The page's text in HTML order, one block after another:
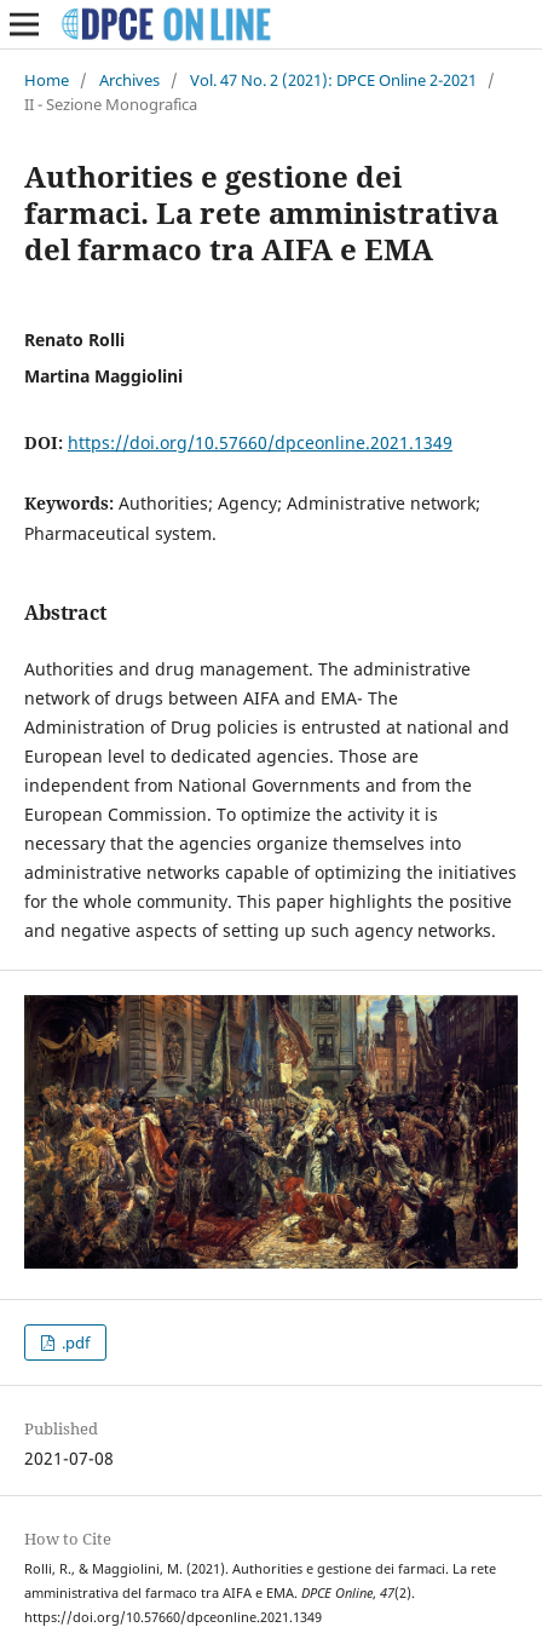
Home / Archives / Vol. 47 No. 2 (2021): DPCE Online 2-2021
/
II - Sezione Monografica
Authorities e gestione dei
farmaci. La rete amministrativa
del farmaco tra AIFA e EMA
Renato Rolli
Martina Maggiolini
DOI: https://doi.org/10.57660/dpceonline.2021.1349
Keywords: Authorities; Agency; Administrative network;
Pharmaceutical system.
Abstract
Authorities and drug management. The administrative
network of drugs between AIFA and EMA- The
Administration of Drug policies is entrusted at national and
European level to dedicated agencies. Those are
independent from National Governments and from the
European Commission. To optimize the activity it is
necessary that the agencies organize themselves into
administrative networks capable of optimizing the initiatives
for the whole community. This paper highlights the positive
and negative aspects of setting up such agency networks.
.pdf
Published
2021-07-08
How to Cite
Rolli, R., & Maggiolini, M. (2021). Authorities e gestione dei farmaci. La rete
amministrativa del farmaco tra AIFA e EMA. DPCE Online, 47(2).
https://doi.org/10.57660/dpceonline.2021.1349